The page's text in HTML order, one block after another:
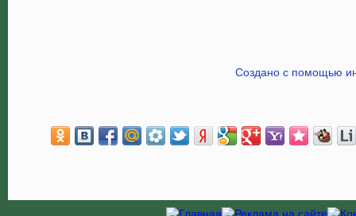
Создано с помощью